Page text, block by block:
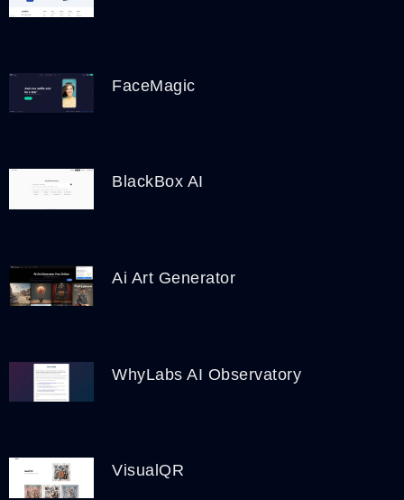
FaceMagic
BlackBox AI
Ai Art Generator
WhyLabs AI Observatory
VisualQR